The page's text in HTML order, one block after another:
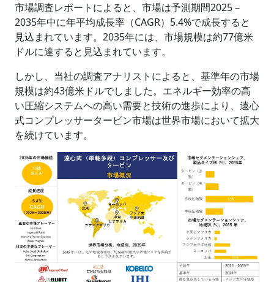
市場調査レポートによると、市場は予測期間2025－
2035年中に年平均成長率（CAGR）5.4%で成長すると
見込まれています。2035年には、市場規模は約77億米
ドルに達すると見込まれています。
しかし、当社の調査アナリストによると、基準年の市場
規模は約43億米ドルでしました。エネルギー効率の高
い圧縮システムへの高い需要と技術の進歩により、遠心
式コンプレッサータービン市場は世界市場において拡大
を続けています。